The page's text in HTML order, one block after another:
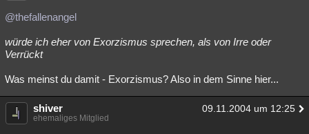
@thefallenangel
würde ich eher von Exorzismus sprechen, als von Irre oder
Verrückt
Was meinst du damit - Exorzismus? Also in dem Sinne hier...
shiver 09.11.2004 um 12:25
ehemaliges Mitglied